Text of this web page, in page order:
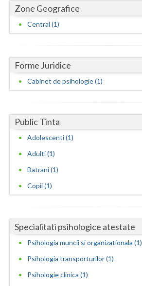
Gorj
Harghita
Ialomita
Iasi
Maramures
Mehedinti
Prahova
Satu-Mare
Sibiu
Zone Geografice
Central (1)
Forme Juridice
Cabinet de psihologie (1)
Public Tinta
Adolescenti (1)
Adulti (1)
Batrani (1)
Copii (1)
Specialitati psihologice atestate
Psihologia muncii si organizationala (1)
Psihologia transporturilor (1)
Psihologie clinica (1)